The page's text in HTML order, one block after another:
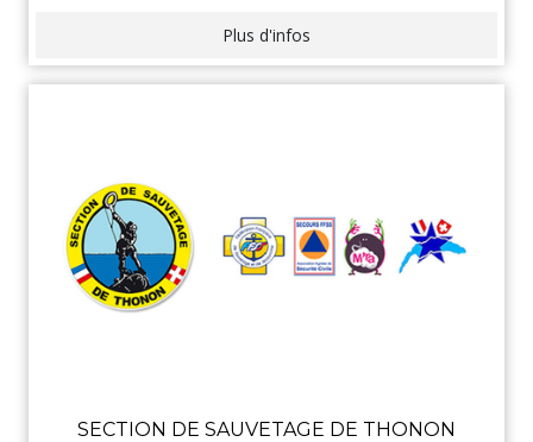
Plus d'infos
SECTION DE SAUVETAGE DE THONON